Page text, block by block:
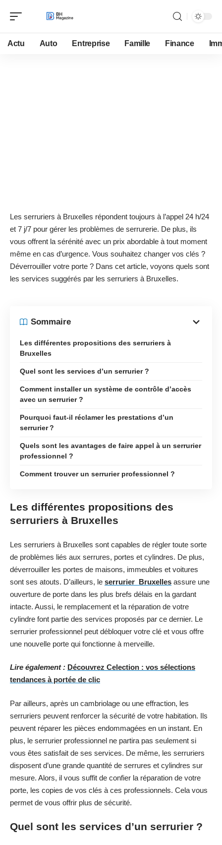
Actu Auto Entreprise Famille Finance
Les serruriers à Bruxelles répondent toujours à l’appel 24 h/24
et 7 j/7 pour gérer les problèmes de serrurerie. De plus, ils
vous offrent la sérénité avec un prix abordable à tout moment
même en cas d’urgence. Vous souhaitez changer vos clés ?
Déverrouiller votre porte ? Dans cet article, voyons quels sont
les services suggérés par les serruriers à Bruxelles.
Sommaire
Les différentes propositions des serruriers à
Bruxelles
Quel sont les services d’un serrurier ?
Comment installer un système de contrôle d’accès
avec un serrurier ?
Pourquoi faut-il réclamer les prestations d’un
serrurier ?
Quels sont les avantages de faire appel à un serrurier
professionnel ?
Comment trouver un serrurier professionnel ?
Les différentes propositions des
serruriers à Bruxelles
Les serruriers à Bruxelles sont capables de régler toute sorte
de problèmes liés aux serrures, portes et cylindres. De plus,
déverrouiller les portes de maisons, immeubles et voitures
sont ses atouts. D’ailleurs, le serrurier Bruxelles assure une
ouverture de porte dans les plus brefs délais en la gardant
intacte. Aussi, le remplacement et la réparation de votre
cylindre font partie des services proposés par ce dernier. Le
serrurier professionnel peut débloquer votre clé et vous offre
une nouvelle porte qui fonctionne à merveille.
Lire également : Découvrez Celection : vos sélections
tendances à portée de clic
Par ailleurs, après un cambriolage ou une effraction, les
serruriers peuvent renforcer la sécurité de votre habitation. Ils
peuvent réparer les pièces endommagées en un instant. En
plus, le serrurier professionnel ne partira pas seulement si
vous êtes satisfait de ses services. De même, les serruriers
disposent d’une grande quantité de serrures et cylindres sur
mesure. Alors, il vous suffit de confier la réparation de votre
porte, les copies de vos clés à ces professionnels. Cela vous
permet de vous offrir plus de sécurité.
Quel sont les services d’un serrurier ?